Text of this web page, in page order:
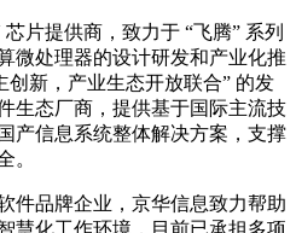
片提供商，致力于 “飞腾” 系列
微处理器的设计研发和产业化推
创新，产业生态开放联合” 的发
生态厂商，提供基于国际主流技
产信息系统整体解决方案，支撑
。
件品牌企业，京华信息致力帮助
慧化工作环境，目前已承担多项